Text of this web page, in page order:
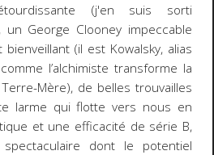
(j'en suis sorti
un George Clooney impeccable
(il est Kowalsky, alias
l’alchimiste transforme la
Mère), de belles trouvailles
larme qui flotte vers nous en
et une efficacité de série B,
dont le potentiel